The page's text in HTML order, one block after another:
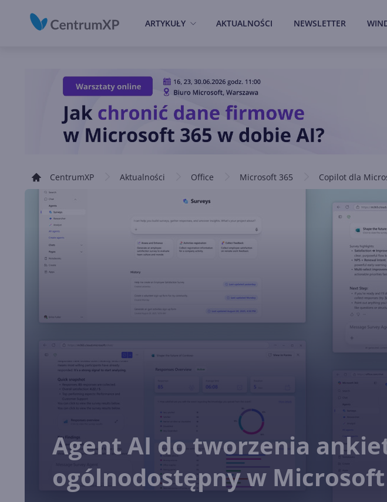
ARTYKUŁY AKTUALNOŚCI NEWSLETTER
CentrumXP Aktualności Office Microsoft 365 Copilot dla
Agent AI do tworzenia
ogólnodostępny w